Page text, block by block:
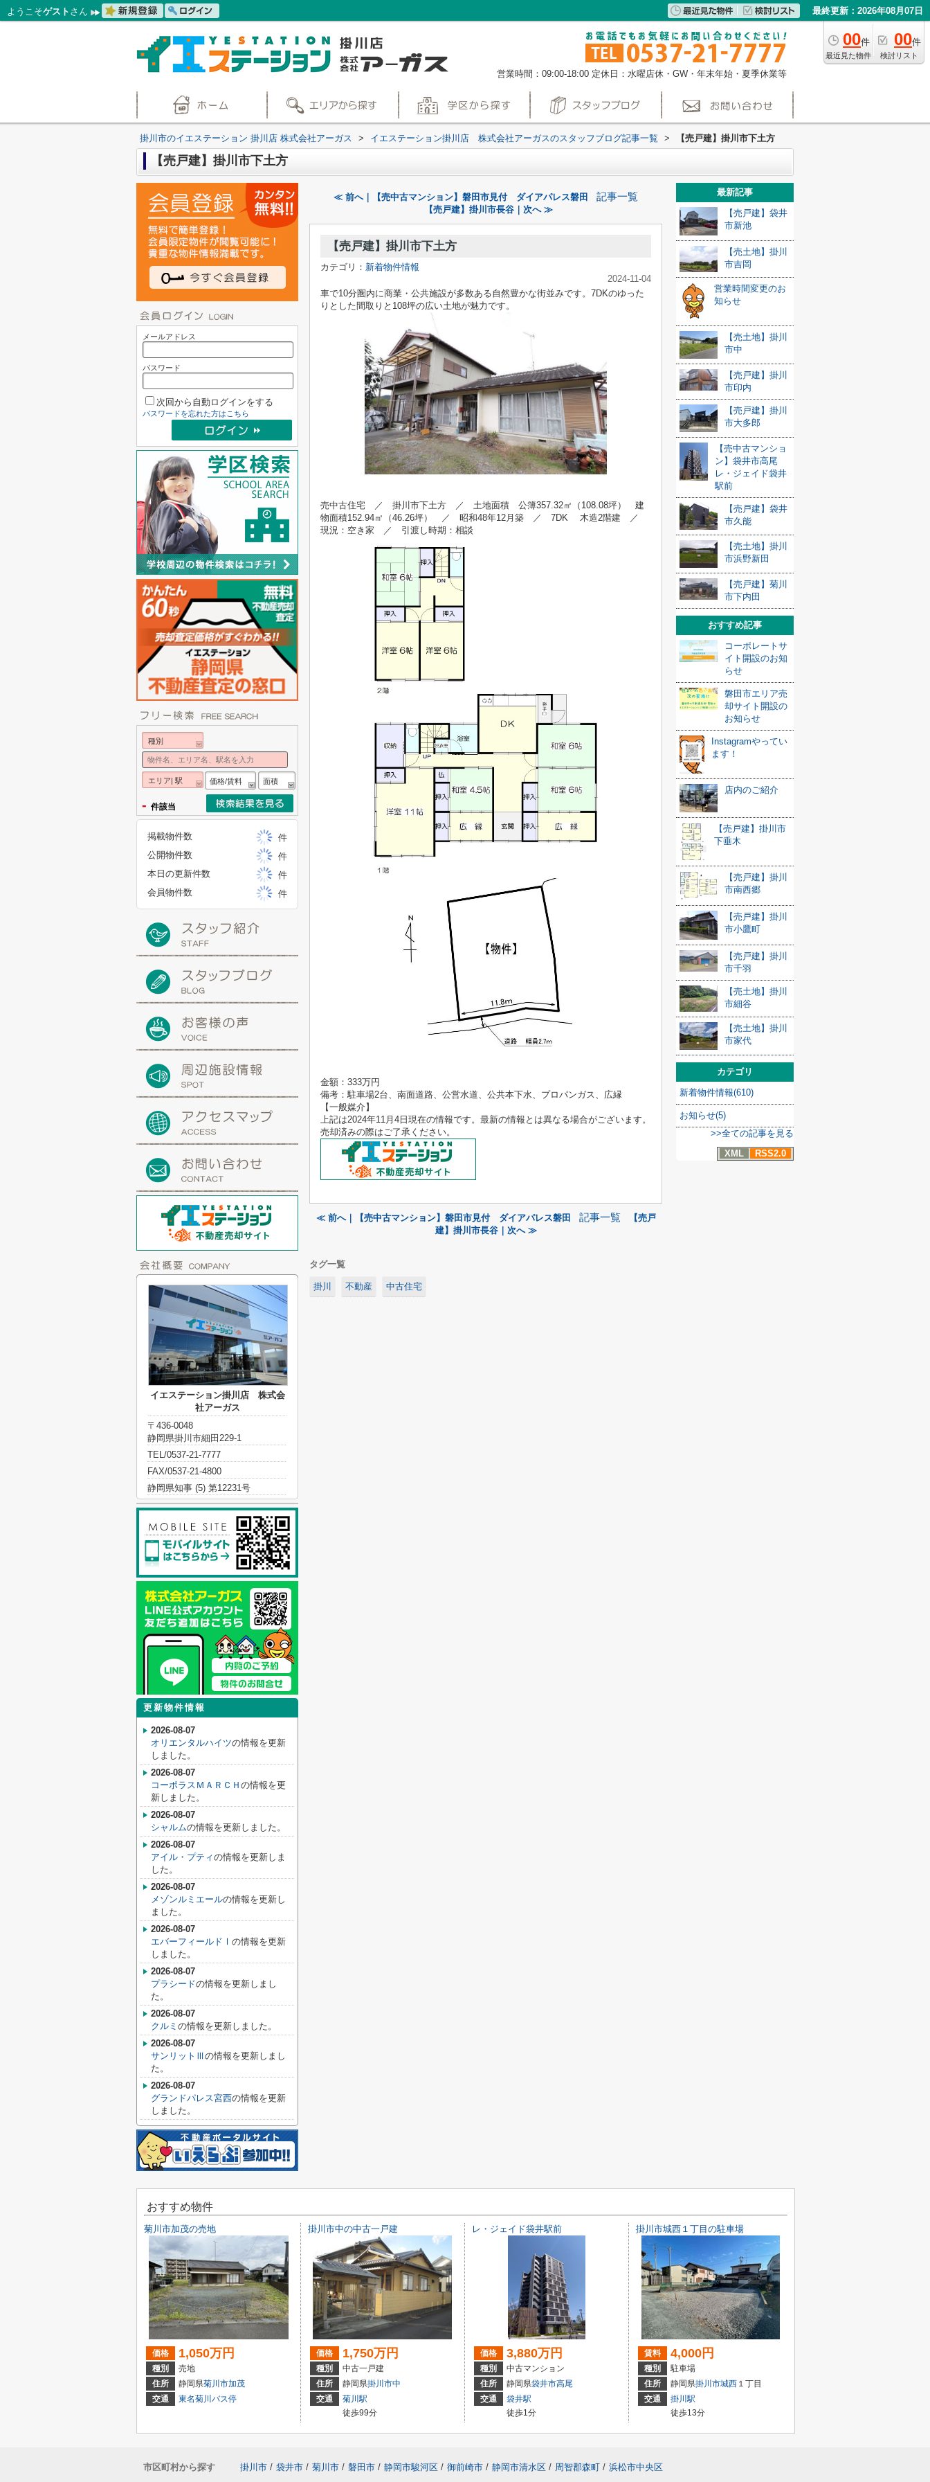
ようこそゲスト さん 最終更新：2026年08月07日
00件
最近見た物件
00件
検討リスト
営業時間：09:00-18:00 定休日：水曜店休・GW・年末年始・夏季休業等
掛川市のイエステーション 掛川店 株式会社アーガス > イエステーション掛川店 株式会社アーガスのスタッフブログ記事一覧 > 【売戸建】掛川市下土方
【売戸建】掛川市下土方
≪ 前へ｜【売中古マンション】磐田市見付 ダイアパレス磐田 記事一覧
【売戸建】掛川市長谷｜次へ ≫
【売戸建】掛川市下土方
カテゴリ： 新着物件情報
2024-11-04
車で10分圏内に商業・公共施設が多数ある自然豊かな街並みです。7DKのゆった
りとした間取りと108坪の広い土地が魅力です。
売中古住宅 ／ 掛川市下土方 ／ 土地面積 公簿357.32㎡ （108.08坪） 建
物面積152.94㎡（46.26坪） ／ 昭和48年12月築 ／ 7DK 木造2階建 ／
現況：空き家 ／ 引渡し時期：相談
金額：333万円
備考：駐車場2台、南面道路、公営水道、公共本下水、プロパンガス、広縁
【一般媒介】
上記は2024年11月4 日現在の情報です。最新の情報とは異なる場合がございます。
売却済みの際はご了承ください。
≪ 前へ｜【売中古マンション】磐田市見付 ダイアパレス磐田 記事一覧
【売戸
建】掛川市長谷｜次へ ≫
タグ一覧
掛川 不動産 中古住宅
最新記事
【売戸建】袋井
市新池
【売土地】掛川
市吉岡
営業時間変更のお
知らせ
【売土地】掛川
市中
【売戸建】掛川
市印内
【売戸建】掛川
市大多郎
【売中古マンショ
ン】袋井市高尾
レ・ジェイド袋井
駅前
【売戸建】袋井
市久能
【売土地】掛川
市浜野新田
【売戸建】菊川
市下内田
おすすめ記事
コーポレートサ
イト開設のお知
らせ
磐田市エリア売
却サイト開設の
お知らせ
Instagramやってい
ます！
店内のご紹介
【売戸建】掛川市
下垂木
【売戸建】掛川
市南西郷
【売戸建】掛川
市小鷹町
【売戸建】掛川
市千羽
【売土地】掛川
市細谷
【売土地】掛川
市家代
カテゴリ
新着物件情報(610)
お知らせ(5)
>>全ての記事を見る
XML
RSS2.0
メールアドレス
パスワード
次回から自動ログインをする
パスワードを忘れた方はこちら
種別
エリア| 駅 価格/賃料 面積
- 件該当
掲載物件数
件
公開物件数
件
本日の更新件数
件
会員物件数
件
イエステーション掛川店 株式会
社アーガス
〒436-0048
静岡県掛川市細田229-1
TEL/0537-21-7777
FAX/0537-21-4800
静岡県知事 (5) 第12231号
更新物件情報
2026-08-07
オリエンタルハイツの情報を更新
しました。
2026-08-07
コーポラスＭＡＲＣＨ の情報を更
新しました。
2026-08-07
シャルムの情報を更新しました。
2026-08-07
アイル・プティの情報を更新しま
した。
2026-08-07
メゾンルミエールの情報を更新し
ました。
2026-08-07
エバーフィールドⅠ の情報を更新
しました。
2026-08-07
プラシードの情報を更新しまし
た。
2026-08-07
クルミ の情報を更新しました。
2026-08-07
サンリットⅢ の情報を更新しまし
た。
2026-08-07
グランドパレス宮西の情報を更新
しました。
おすすめ物件
菊川市加茂の売地
価格 1,050万円
種別
売地
住所
静岡県菊川市加茂
交通
東名菊川バス停
掛川市中の中古一戸建
価格 1,750万円
種別
中古一戸建
住所
静岡県掛川市中
交通
菊川駅
徒歩99分
レ・ジェイド袋井駅前
価格 3,880万円
種別
中古マンション
住所
静岡県袋井市高尾
交通
袋井駅
徒歩1分
掛川市城西１丁目の駐車場
賃料 4,000円
種別
駐車場
住所
静岡県掛川市城西 １丁目
交通
掛川駅
徒歩13分
市区町村から探す 掛川市 / 袋井市 / 菊川市 / 磐田市 / 静岡市駿河区 / 御前崎市 / 静岡市清水区 / 周智郡森町 / 浜松市中央区